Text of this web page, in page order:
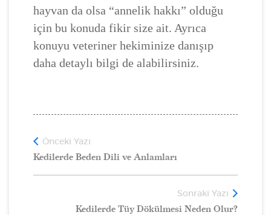
hayvan da olsa “annelik hakkı” olduğu
için bu konuda fikir size ait. Ayrıca
konuyu veteriner hekiminize danışıp
daha detaylı bilgi de alabilirsiniz.
Önceki Yazı
Kedilerde Beden Dili ve Anlamları
Sonraki Yazı
Kedilerde Tüy Dökülmesi Neden Olur?